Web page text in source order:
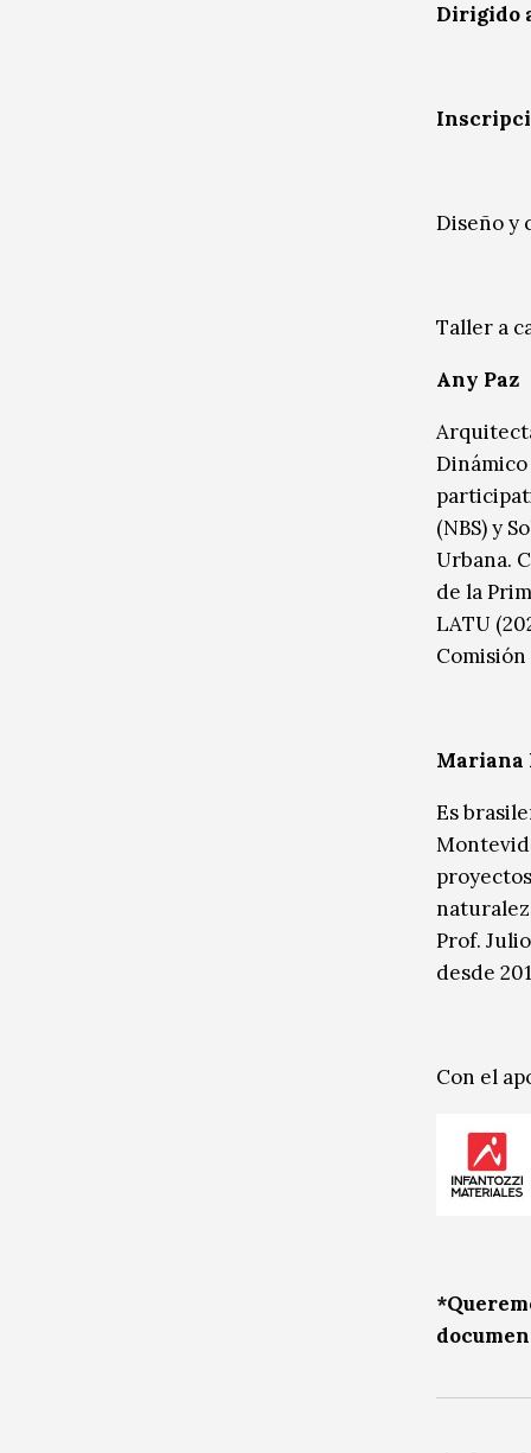
Dirigido
Diseño y
Taller a
Any Paz
(NBS) y
Urbana.
de la
LATU
Mariana
Es
Prof.
desde
Con el